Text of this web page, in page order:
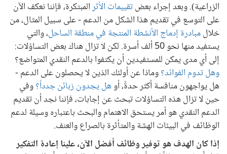
الزراعية). وبعد إجراء بعضتقييمات الأثرالمبتكرة، فإننا نعكف الآن
على التوسع في تقديم هذا الشكل من الدعم - على سبيل المثال، من
خلالمبادرة إدماج الأنشطة المنتجة في منطقة الساحل، والتي
يستفيد منها نحو 50 ألف أسرة. لكن لا تزال هناك بعض التساؤلات:
إلى أي مدى يمكن للمستفيدين أن يكتفوا بالدعم النقدي المتواضع؟
وهل تدوم الفوائد؟وماذا عن أولئك الذين لا يحصلون على الدعم -
هل يواجهون منافسة أكثر حدةً، أوهل يجدون زبائن جدداً؟وفي
حين لا تزال هذه التساؤلات تبحث عن إجابات، فإننا نجد أن تقديم
الدعم النقدي هو أمر يستحق الاهتمام والبحث باعتباره وسيلة لدعم
الوظائف في البيئات الهشة والمتأثرة بالصراع والعنف.
إذا كان الهدف هو توفير وظائف أفضل الآن، علينا إعادة التفكير